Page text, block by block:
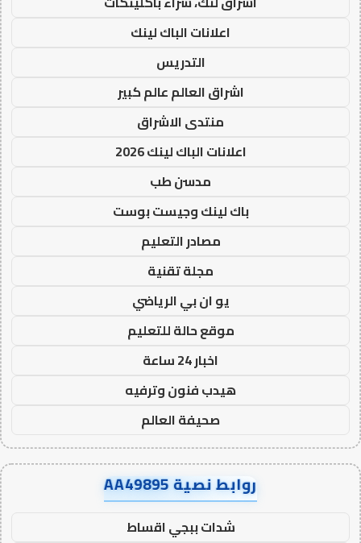
اعلانات الباك لينك
التدريس
اشراق العالم عالم كبير
منتدى الاشراق
اعلانات الباك لينك 2026
مدسن طب
باك لينك وجيست بوست
مصادر التعليم
مجلة تقنية
يو ان بي الرياضي
موقع حالة للتعليم
اخبار 24 ساعة
هيدب فنون وترفيه
صحيفة العالم
روابط نصية AA49895
شدات ببجي اقساط